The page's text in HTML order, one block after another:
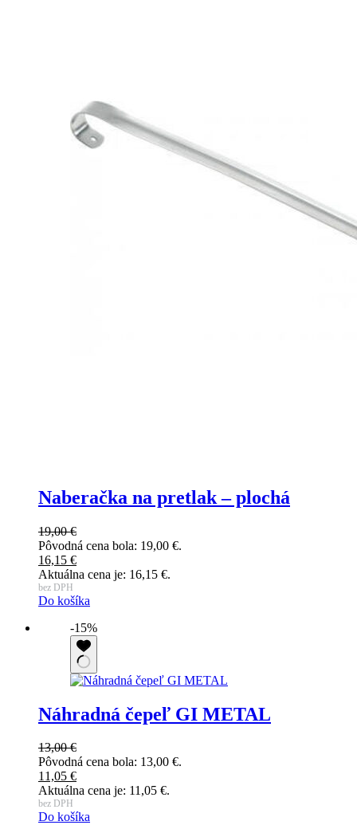
Naberačka na pretlak – plochá
19,00€
Pôvodná cena bola: 19,00 €.
16,15 €
Aktuálna cena je: 16,15 €.
bez DPH
Do košíka
-15%
Náhradná čepeľ GI METAL
13,00€
Pôvodná cena bola: 13,00 €.
11,05 €
Aktuálna cena je: 11,05 €.
bez DPH
Do košíka